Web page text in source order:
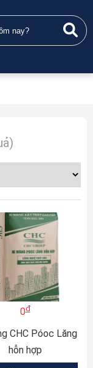
0đ
CHC Póoc Lăng
hỗn hợp